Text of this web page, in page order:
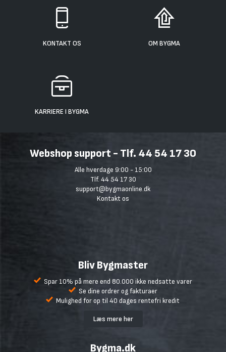
KONTAKT OS OM BYGMA
KARRIERE I BYGMA
Webshop support - Tlf. 44 54 17 30
Alle hverdage 9:00 - 15:00
Tlf. 44 54 17 30
support@bygmaonline.dk
Kontakt os
Bliv Bygmaster
Spar 10% på mere end 80.000 ikke nedsatte varer
Se dine ordrer og fakturaer
Mulighed for op til 40 dages rentefri kredit
Læs mere her
Bygma.dk